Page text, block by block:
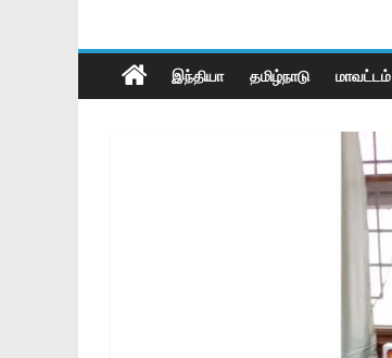
இந்தியா தமிழ்நாடு மாவட்டம்